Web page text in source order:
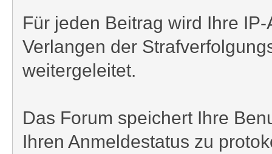
Für jeden Beitrag wird Ihre
Verlangen der
weitergeleitet.
Das Forum speichert Ihre
Ihren Anmeldestatus zu